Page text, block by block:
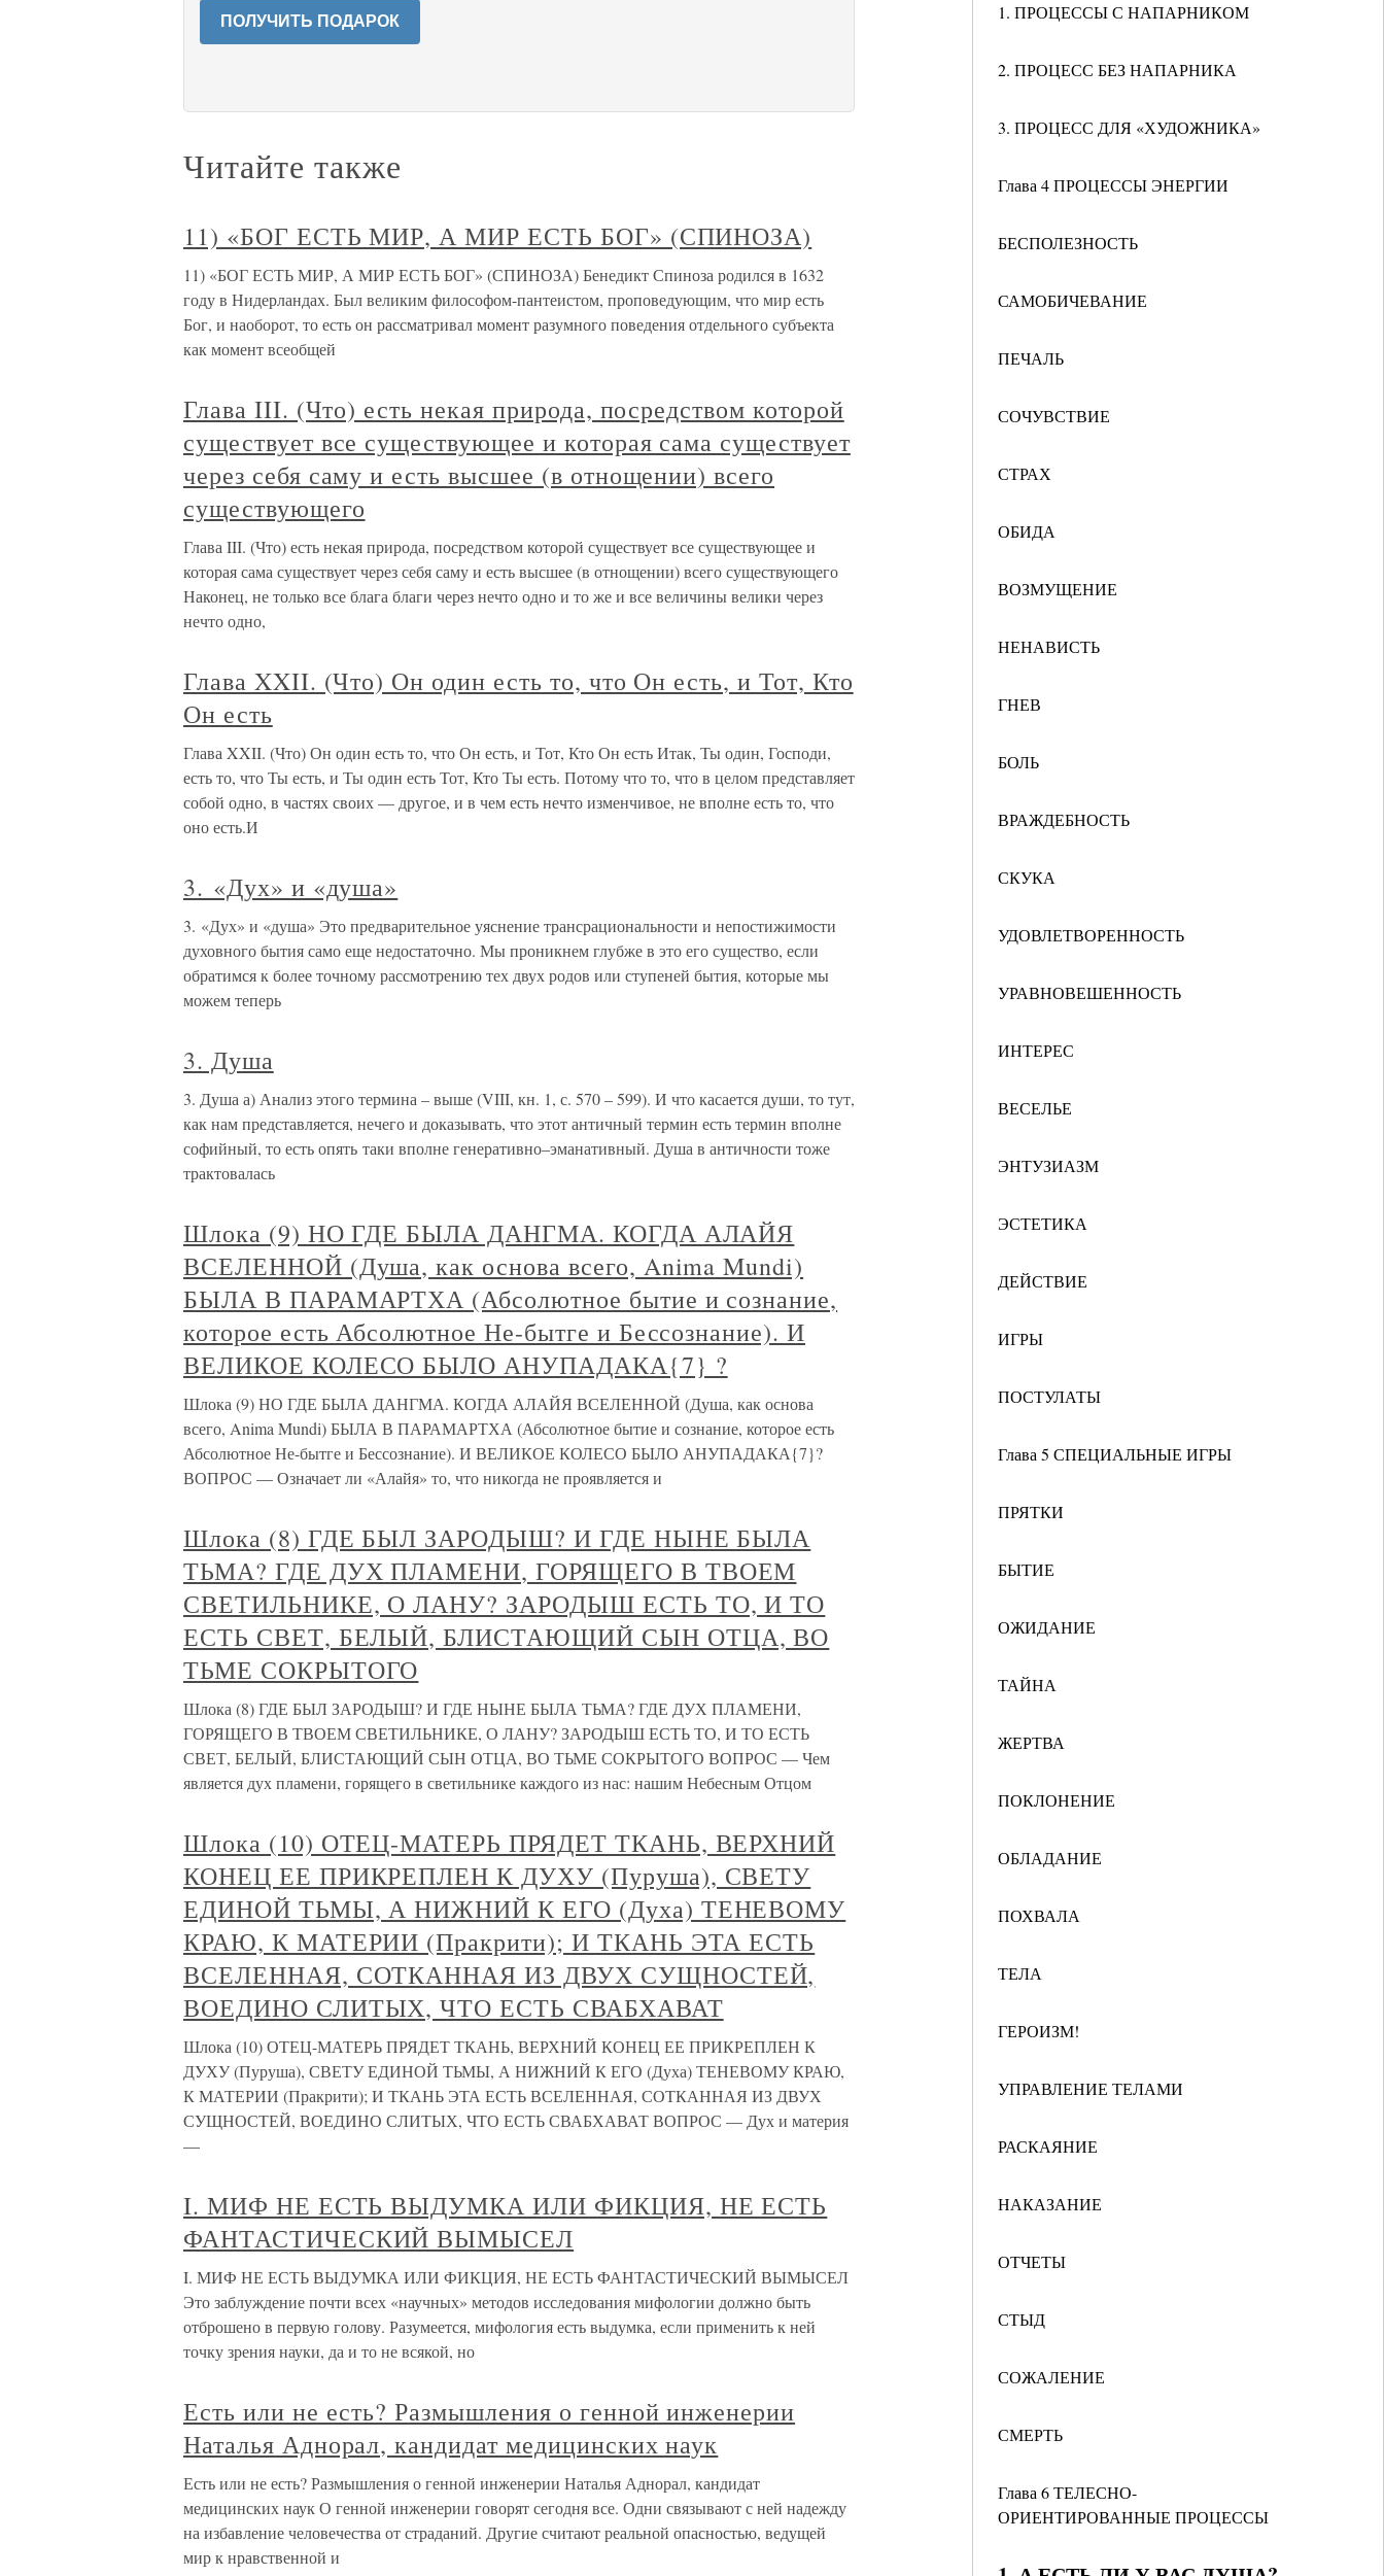
1. ПРОЦЕССЫ С НАПАРНИКОМ
2. ПРОЦЕСС БЕЗ НАПАРНИКА
3. ПРОЦЕСС ДЛЯ «ХУДОЖНИКА»
Глава 4 ПРОЦЕССЫ ЭНЕРГИИ
БЕСПОЛЕЗНОСТЬ
САМОБИЧЕВАНИЕ
ПЕЧАЛЬ
СОЧУВСТВИЕ
СТРАХ
ОБИДА
ВОЗМУЩЕНИЕ
НЕНАВИСТЬ
ГНЕВ
БОЛЬ
ВРАЖДЕБНОСТЬ
СКУКА
УДОВЛЕТВОРЕННОСТЬ
УРАВНОВЕШЕННОСТЬ
ИНТЕРЕС
ВЕСЕЛЬЕ
ЭНТУЗИАЗМ
ЭСТЕТИКА
ДЕЙСТВИЕ
ИГРЫ
ПОСТУЛАТЫ
Глава 5 СПЕЦИАЛЬНЫЕ ИГРЫ
ПРЯТКИ
БЫТИЕ
ОЖИДАНИЕ
ТАЙНА
ЖЕРТВА
ПОКЛОНЕНИЕ
ОБЛАДАНИЕ
ПОХВАЛА
ТЕЛА
ГЕРОИЗМ!
УПРАВЛЕНИЕ ТЕЛАМИ
РАСКАЯНИЕ
НАКАЗАНИЕ
ОТЧЕТЫ
СТЫД
СОЖАЛЕНИЕ
СМЕРТЬ
Глава 6 ТЕЛЕСНО-
ОРИЕНТИРОВАННЫЕ ПРОЦЕССЫ
ПОЛУЧИТЬ ПОДАРОК
Читайте также
11) «БОГ ЕСТЬ МИР, А МИР ЕСТЬ БОГ» (СПИНОЗА)
11) «БОГ ЕСТЬ МИР, А МИР ЕСТЬ БОГ» (СПИНОЗА) Бенедикт Спиноза родился в 1632
году в Нидерландах. Был великим философом-пантеистом, проповедующим, что мир есть
Бог, и наоборот, то есть он рассматривал момент разумного поведения отдельного субъекта
как момент всеобщей
Глава III. (Что) есть некая природа, посредством которой
существует все существующее и которая сама существует
через себя саму и есть высшее (в отнощении) всего
существующего
Глава III. (Что) есть некая природа, посредством которой существует все существующее и
которая сама существует через себя саму и есть высшее (в отнощении) всего существующего
Наконец, не только все блага благи через нечто одно и то же и все величины велики через
нечто одно,
Глава XXII. (Что) Он один есть то, что Он есть, и Тот, Кто
Он есть
Глава XXII. (Что) Он один есть то, что Он есть, и Тот, Кто Он есть Итак, Ты один, Господи,
есть то, что Ты есть, и Ты один есть Тот, Кто Ты есть. Потому что то, что в целом представляет
собой одно, в частях своих — другое, и в чем есть нечто изменчивое, не вполне есть то, что
оно есть.И
3. «Дух» и «душа»
3. «Дух» и «душа» Это предварительное уяснение трансрациональности и непостижимости
духовного бытия само еще недостаточно. Мы проникнем глубже в это его существо, если
обратимся к более точному рассмотрению тех двух родов или ступеней бытия, которые мы
можем теперь
3. Душа
3. Душа а) Анализ этого термина – выше (VIII, кн. 1, с. 570 – 599). И что касается души, то тут,
как нам представляется, нечего и доказывать, что этот античный термин есть термин вполне
софийный, то есть опять таки вполне генеративно–эманативный. Душа в античности тоже
трактовалась
Шлока (9) НО ГДЕ БЫЛА ДАНГМА. КОГДА АЛАЙЯ
ВСЕЛЕННОЙ (Душа, как основа всего, Anima Mundi)
БЫЛА В ПАРАМАРТХА (Абсолютное бытие и сознание,
которое есть Абсолютное Не-бытге и Бессознание). И
ВЕЛИКОЕ КОЛЕСО БЫЛО АНУПАДАКА{7} ?
Шлока (9) НО ГДЕ БЫЛА ДАНГМА. КОГДА АЛАЙЯ ВСЕЛЕННОЙ (Душа, как основа
всего, Anima Mundi) БЫЛА В ПАРАМАРТХА (Абсолютное бытие и сознание, которое есть
Абсолютное Не-бытге и Бессознание). И ВЕЛИКОЕ КОЛЕСО БЫЛО АНУПАДАКА{7}?
ВОПРОС — Означает ли «Алайя» то, что никогда не проявляется и
Шлока (8) ГДЕ БЫЛ ЗАРОДЫШ? И ГДЕ НЫНЕ БЫЛА
ТЬМА? ГДЕ ДУХ ПЛАМЕНИ, ГОРЯЩЕГО В ТВОЕМ
СВЕТИЛЬНИКЕ, О ЛАНУ? ЗАРОДЫШ ЕСТЬ ТО, И ТО
ЕСТЬ СВЕТ, БЕЛЫЙ, БЛИСТАЮЩИЙ СЫН ОТЦА, ВО
ТЬМЕ СОКРЫТОГО
Шлока (8) ГДЕ БЫЛ ЗАРОДЫШ? И ГДЕ НЫНЕ БЫЛА ТЬМА? ГДЕ ДУХ ПЛАМЕНИ,
ГОРЯЩЕГО В ТВОЕМ СВЕТИЛЬНИКЕ, О ЛАНУ? ЗАРОДЫШ ЕСТЬ ТО, И ТО ЕСТЬ
СВЕТ, БЕЛЫЙ, БЛИСТАЮЩИЙ СЫН ОТЦА, ВО ТЬМЕ СОКРЫТОГО ВОПРОС — Чем
является дух пламени, горящего в светильнике каждого из нас: нашим Небесным Отцом
Шлока (10) ОТЕЦ-МАТЕРЬ ПРЯДЕТ ТКАНЬ, ВЕРХНИЙ
КОНЕЦ ЕЕ ПРИКРЕПЛЕН К ДУХУ (Пуруша), СВЕТУ
ЕДИНОЙ ТЬМЫ, А НИЖНИЙ К ЕГО (Духа) ТЕНЕВОМУ
КРАЮ, К МАТЕРИИ (Пракрити); И ТКАНЬ ЭТА ЕСТЬ
ВСЕЛЕННАЯ, СОТКАННАЯ ИЗ ДВУХ СУЩНОСТЕЙ,
ВОЕДИНО СЛИТЫХ, ЧТО ЕСТЬ СВАБХАВАТ
Шлока (10) ОТЕЦ-МАТЕРЬ ПРЯДЕТ ТКАНЬ, ВЕРХНИЙ КОНЕЦ ЕЕ ПРИКРЕПЛЕН К
ДУХУ (Пуруша), СВЕТУ ЕДИНОЙ ТЬМЫ, А НИЖНИЙ К ЕГО (Духа) ТЕНЕВОМУ КРАЮ,
К МАТЕРИИ (Пракрити); И ТКАНЬ ЭТА ЕСТЬ ВСЕЛЕННАЯ, СОТКАННАЯ ИЗ ДВУХ
СУЩНОСТЕЙ, ВОЕДИНО СЛИТЫХ, ЧТО ЕСТЬ СВАБХАВАТ ВОПРОС — Дух и материя
—
I. МИФ НЕ ЕСТЬ ВЫДУМКА ИЛИ ФИКЦИЯ, НЕ ЕСТЬ
ФАНТАСТИЧЕСКИЙ ВЫМЫСЕЛ
I. МИФ НЕ ЕСТЬ ВЫДУМКА ИЛИ ФИКЦИЯ, НЕ ЕСТЬ ФАНТАСТИЧЕСКИЙ ВЫМЫСЕЛ
Это заблуждение почти всех «научных» методов исследования мифологии должно быть
отброшено в первую голову. Разумеется, мифология есть выдумка, если применить к ней
точку зрения науки, да и то не всякой, но
Есть или не есть? Размышления о генной инженерии
Наталья Аднорал, кандидат медицинских наук
Есть или не есть? Размышления о генной инженерии Наталья Аднорал, кандидат
медицинских наук О генной инженерии говорят сегодня все. Одни связывают с ней надежду
на избавление человечества от страданий. Другие считают реальной опасностью, ведущей
мир к нравственной и